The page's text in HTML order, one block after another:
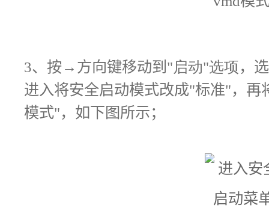
3、 按→ 方向键移动到"启动"选项，
进入将安全启动模式改成"标准"，再
模式"，如下图所示；